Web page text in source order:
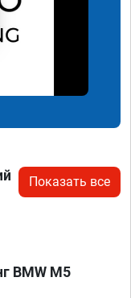
Показать все
BMW M5